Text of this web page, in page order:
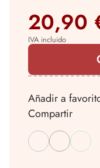
20,90
IVA incluido
Añadir a
Compartir